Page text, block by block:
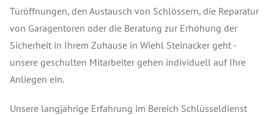
Türöffnungen, den Austausch von Schlössern, die Reparatur
von Garagentoren oder die Beratung zur Erhöhung der
Sicherheit in Ihrem Zuhause in Wiehl Steinacker geht -
unsere geschulten Mitarbeiter gehen individuell auf Ihre
Anliegen ein.
Unsere langjährige Erfahrung im Bereich Schlüsseldienst